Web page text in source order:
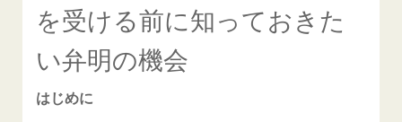
を受ける前に知っておきた
い弁明の機会
はじめに